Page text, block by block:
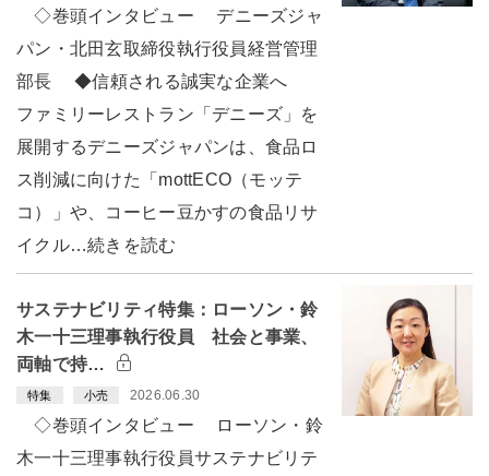
◇巻頭インタビュー デニーズジャ
パン・北田玄取締役執行役員経営管理
部長 ◆信頼される誠実な企業へ
ファミリーレストラン「デニーズ」を
展開するデニーズジャパンは、食品ロ
ス削減に向けた「mottECO（モッテ
コ）」や、コーヒー豆かすの食品リサ
イクル…続きを読む
サステナビリティ特集：ローソン・鈴
木一十三理事執行役員 社会と事業、
両軸で持…
特集 小売 2026.06.30
◇巻頭インタビュー ローソン・鈴
木一十三理事執行役員サステナビリテ